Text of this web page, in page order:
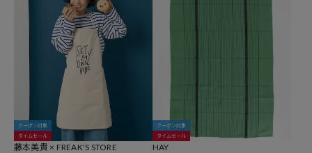
クーポン対象
タイムセール
藤本美貴 × FREAK'S STORE
クーポン対象
タイムセール
HAY